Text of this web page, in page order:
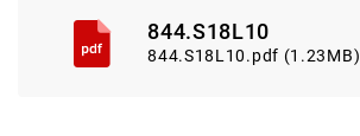
844.S18L10
844.S18L10.pdf (1.23MB)